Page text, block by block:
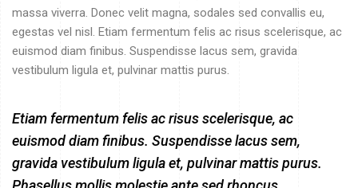
massa viverra. Donec velit magna, sodales sed convallis eu,
egestas vel nisl. Etiam fermentum felis ac risus scelerisque, ac
euismod diam finibus. Suspendisse lacus sem, gravida
vestibulum ligula et, pulvinar mattis purus.
Etiam fermentum felis ac risus scelerisque, ac
euismod diam finibus. Suspendisse lacus sem,
gravida vestibulum ligula et, pulvinar mattis purus.